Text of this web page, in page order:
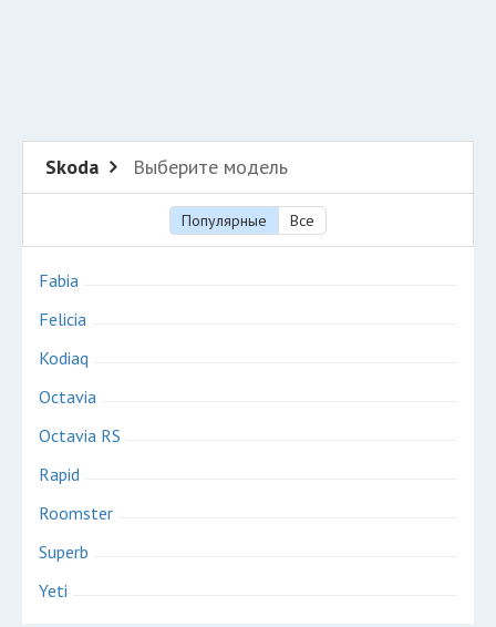
Skoda Выберите модель
Популярные Все
Fabia
Felicia
Kodiaq
Octavia
Octavia RS
Rapid
Roomster
Superb
Yeti